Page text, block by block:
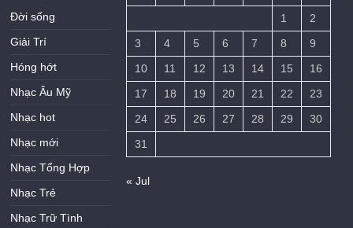
Đời sống
Giải Trí
Hóng hớt
Nhạc Âu Mỹ
Nhạc hot
Nhạc mới
Nhạc Tổng Hợp
Nhạc Trẻ
Nhạc Trữ Tình
1
2
3
4 5 6 7 8
9
10
11 12 13 14 15
16
17
18 19 20 21 22
23
24
25 26 27 28 29
30
31
« Jul